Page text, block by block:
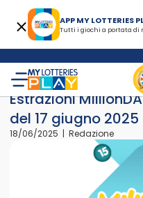
APP MY LOTTERIES
Tutti i giochi a portata di
Home>News> Estrazioni
Estrazioni
del 17 giugno 2025
18/06/2025 | Redazione